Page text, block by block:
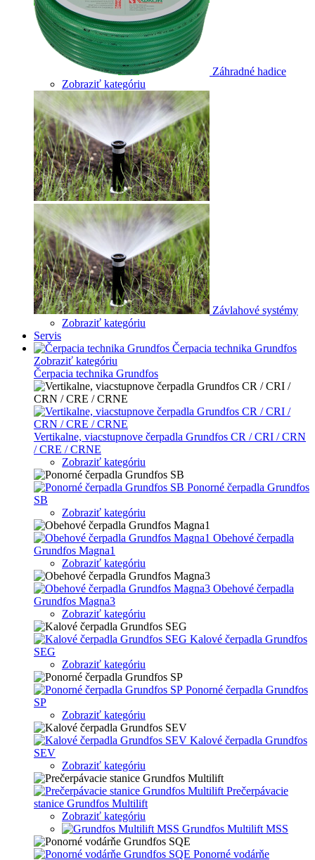
Záhradné hadice
Zobraziť kategóriu
Závlahové systémy
Zobraziť kategóriu
Servis
Čerpacia technika Grundfos
Zobraziť kategóriu
Čerpacia technika Grundfos
Vertikalne, viacstupnove čerpadla Grundfos CR / CRI / CRN
/ CRE / CRNE
Zobraziť kategóriu
Ponorné čerpadla Grundfos
SB
Zobraziť kategóriu
Obehové čerpadla
Grundfos Magna1
Zobraziť kategóriu
Obehové čerpadla
Grundfos Magna3
Zobraziť kategóriu
Kalové čerpadla Grundfos
SEG
Zobraziť kategóriu
Ponorné čerpadla Grundfos
SP
Zobraziť kategóriu
Kalové čerpadla Grundfos
SEV
Zobraziť kategóriu
Prečerpávacie
stanice Grundfos Multilift
Zobraziť kategóriu
Grundfos Multilift MSS
Ponorné vodárňe